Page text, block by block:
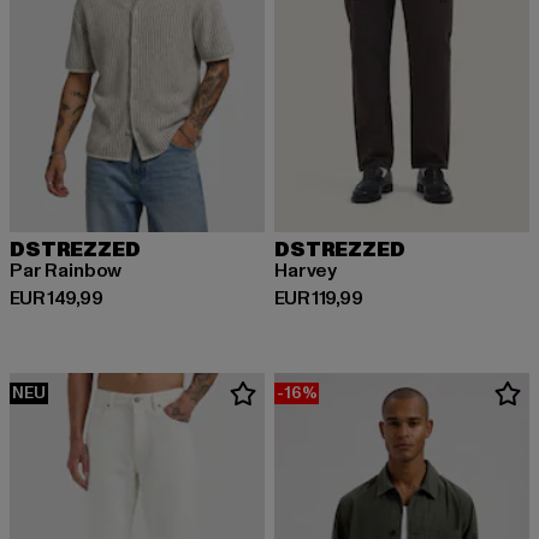
DSTREZZED
Par Rainbow
EUR 149,99
Derzeitiger Preis: EUR 149,99
DSTREZZED
Harvey
EUR 119,99
Derzeitiger Preis: EUR 119,99
NEU -16%